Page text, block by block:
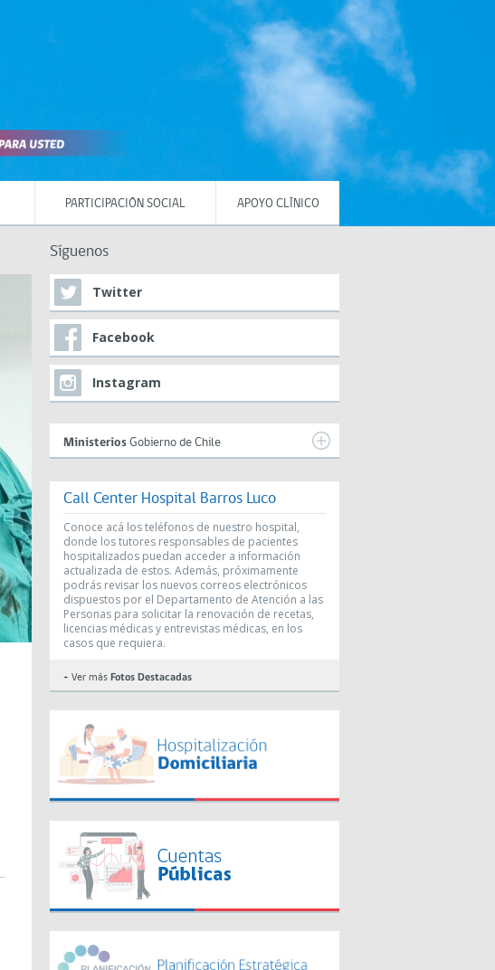
PARTICIPACIÓN SOCIAL APOYO CLÍNICO
Síguenos
Twitter
Facebook
Instagram
Ministerios Gobierno de Chile
Call Center Hospital Barros Luco
Conoce acá los teléfonos de nuestro hospital,
donde los tutores responsables de pacientes
hospitalizados puedan acceder a información
actualizada de estos. Además, próximamente
podrás revisar los nuevos correos electrónicos
dispuestos por el Departamento de Atención a las
Personas para solicitar la renovación de recetas,
licencias médicas y entrevistas médicas, en los
casos que requiera.
+ Ver más Fotos Destacadas